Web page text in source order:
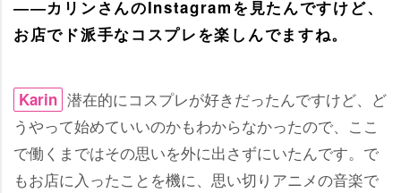
――カリンさんのInstagramを見たんですけど、
お店でド派手なコスプレを楽しんでますね。
Karin 潜在的にコスプレが好きだったんですけど、ど
うやって始めていいのかもわからなかったので、ここ
で働くまではその思いを外に出さずにいたんです。で
もお店に入ったことを機に、思い切りアニメの音楽で